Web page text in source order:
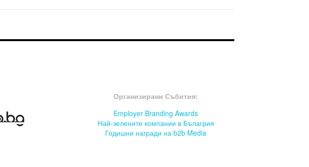
Организирани Събития:
Employer Branding Awards
Най-зелените компании в Бълагрия
Годишни награди на b2b Media